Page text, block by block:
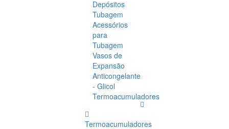
Depósitos
Tubagem
Acessórios
para
Tubagem
Vasos de
Expansão
Anticongelante
- Glicol
Termoacumuladores
Termoacumuladores